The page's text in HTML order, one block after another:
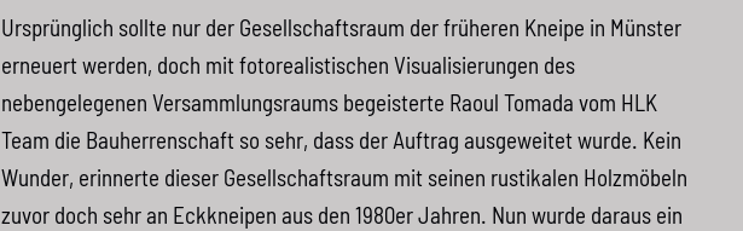
Ursprünglich sollte nur der Gesellschaftsraum der früheren Kneipe in Münster
erneuert werden, doch mit fotorealistischen Visualisierungen des
nebengelegenen Versammlungsraums begeisterte Raoul Tomada vom HLK
Team die Bauherrenschaft so sehr, dass der Auftrag ausgeweitet wurde. Kein
Wunder, erinnerte dieser Gesellschaftsraum mit seinen rustikalen Holzmöbeln
zuvor doch sehr an Eckkneipen aus den 1980er Jahren. Nun wurde daraus ein